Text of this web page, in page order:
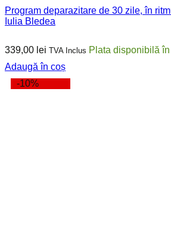
Program deparazitare de 30 zile, în
Iulia Bledea
339,00 lei TVA Inclus
Adaugă în coș
-10%